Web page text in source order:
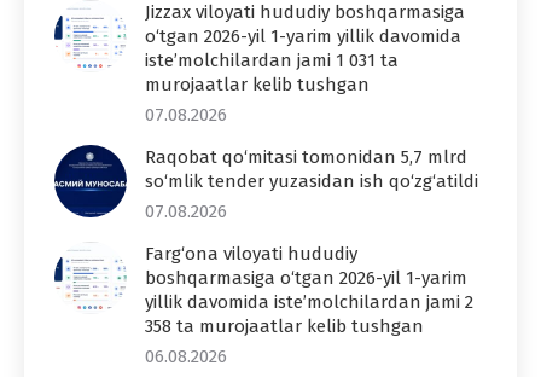
Jizzax viloyati hududiy boshqarmasiga
o‘tgan 2026-yil 1-yarim yillik davomida
iste’molchilardan jami 1 031 ta
murojaatlar kelib tushgan
07.08.2026
Raqobat qo‘mitasi tomonidan 5,7 mlrd
so‘mlik tender yuzasidan ish qo‘zg‘atildi
07.08.2026
Farg‘ona viloyati hududiy
boshqarmasiga o‘tgan 2026-yil 1-yarim
yillik davomida iste’molchilardan jami 2
358 ta murojaatlar kelib tushgan
06.08.2026